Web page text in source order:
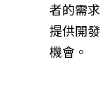
者的需
提供開
機會。